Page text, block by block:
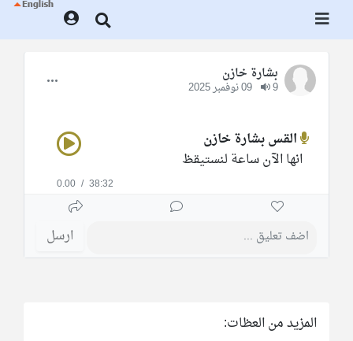
بشارة خازن
9
القس بشارة خازن
انها الآن ساعة لنستيقظ
0.00 / 38:32
ارسل
المزيد من العظات: